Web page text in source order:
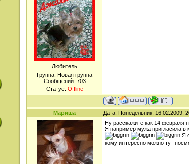
Любитель
Группа: Новая группа
Сообщений: 703
Статус: Offline
Мариша Дата: Понедельник, 16.02.2009,
Ну расскажите как 14 февраля
Я например мужа пригласила в
Я
кому интересно можно тут